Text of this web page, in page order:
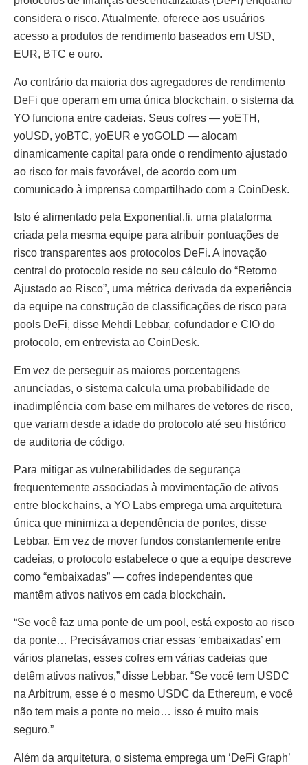
considera o risco. Atualmente, oferece aos usuários
acesso a produtos de rendimento baseados em USD,
EUR, BTC e ouro.
Ao contrário da maioria dos agregadores de rendimento
DeFi que operam em uma única blockchain, o sistema da
YO funciona entre cadeias. Seus cofres — yoETH,
yoUSD, yoBTC, yoEUR e yoGOLD — alocam
dinamicamente capital para onde o rendimento ajustado
ao risco for mais favorável, de acordo com um
comunicado à imprensa compartilhado com a CoinDesk.
Isto é alimentado pela Exponential.fi, uma plataforma
criada pela mesma equipe para atribuir pontuações de
risco transparentes aos protocolos DeFi. A inovação
central do protocolo reside no seu cálculo do “Retorno
Ajustado ao Risco”, uma métrica derivada da experiência
da equipe na construção de classificações de risco para
pools DeFi, disse Mehdi Lebbar, cofundador e CIO do
protocolo, em entrevista ao CoinDesk.
Em vez de perseguir as maiores porcentagens
anunciadas, o sistema calcula uma probabilidade de
inadimplência com base em milhares de vetores de risco,
que variam desde a idade do protocolo até seu histórico
de auditoria de código.
Para mitigar as vulnerabilidades de segurança
frequentemente associadas à movimentação de ativos
entre blockchains, a YO Labs emprega uma arquitetura
única que minimiza a dependência de pontes, disse
Lebbar. Em vez de mover fundos constantemente entre
cadeias, o protocolo estabelece o que a equipe descreve
como “embaixadas” — cofres independentes que
mantêm ativos nativos em cada blockchain.
“Se você faz uma ponte de um pool, está exposto ao risco
da ponte… Precisávamos criar essas ‘embaixadas’ em
vários planetas, esses cofres em várias cadeias que
detêm ativos nativos,” disse Lebbar. “Se você tem USDC
na Arbitrum, esse é o mesmo USDC da Ethereum, e você
não tem mais a ponte no meio… isso é muito mais
seguro.”
Além da arquitetura, o sistema emprega um ‘DeFi Graph’